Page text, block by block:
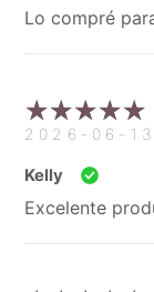
Lo compré
2026-06-13
Kelly
Excelente